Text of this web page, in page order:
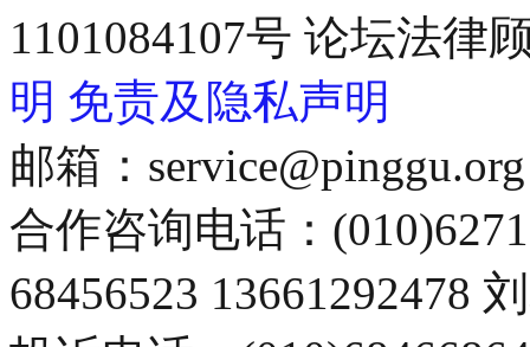
1101084107号 论坛法律
明 免责及隐私声明
邮箱：service@pinggu.org
合作咨询电话：
68456523 13661292478